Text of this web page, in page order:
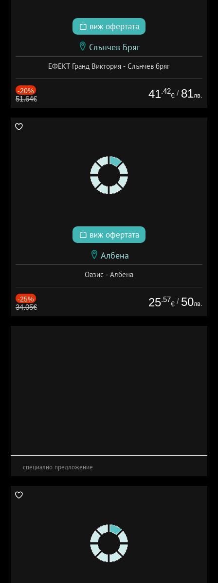
виж офертата
Слънчев Бряг
ЕФЕКТ Гранд Виктория - Слънчев бряг
-20%
51.64€ 41.42
€ / 81лв.
виж офертата
Албена
Оазис - Албена
-25%
34.05€ 25.57
€ / 50лв.
специално предложение